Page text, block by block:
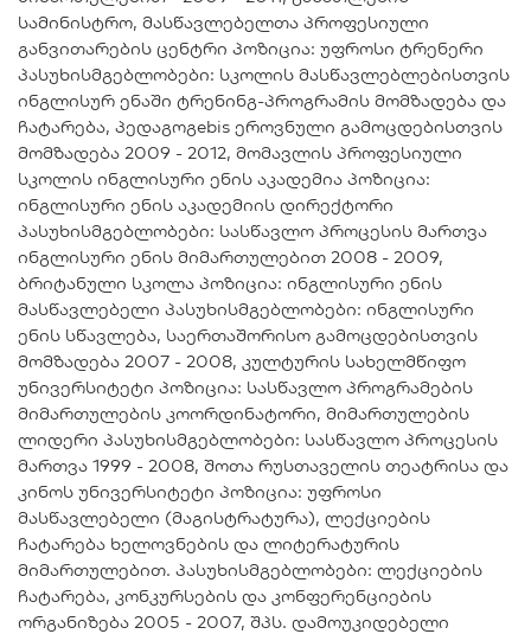
სამინისტრო, მასწავლებელთა პროფესიული
განვითარების ცენტრი პოზიცია: უფროსი ტრენერი
პასუხისმგებლობები: სკოლის მასწავლებლებისთვის
ინგლისურ ენაში ტრენინგ-პროგრამის მომზადება და
ჩატარება, პედაგოგebis ეროვნული გამოცდებისთვის
მომზადება 2009 - 2012, მომავლის პროფესიული
სკოლის ინგლისური ენის აკადემია პოზიცია:
ინგლისური ენის აკადემიის დირექტორი
პასუხისმგებლობები: სასწავლო პროცესის მართვა
ინგლისური ენის მიმართულებით 2008 - 2009,
ბრიტანული სკოლა პოზიცია: ინგლისური ენის
მასწავლებელი პასუხისმგებლობები: ინგლისური
ენის სწავლება, საერთაშორისო გამოცდებისთვის
მომზადება 2007 - 2008, კულტურის სახელმწიფო
უნივერსიტეტი პოზიცია: სასწავლო პროგრამების
მიმართულების კოორდინატორი, მიმართულების
ლიდერი პასუხისმგებლობები: სასწავლო პროცესის
მართვა 1999 - 2008, შოთა რუსთაველის თეატრისა და
კინოს უნივერსიტეტი პოზიცია: უფროსი
მასწავლებელი (მაგისტრატურა), ლექციების
ჩატარება ხელოვნების და ლიტერატურის
მიმართულებით. პასუხისმგებლობები: ლექციების
ჩატარება, კონკურსების და კონფერენციების
ორგანიზება 2005 - 2007, შპს. დამოუკიდებელი